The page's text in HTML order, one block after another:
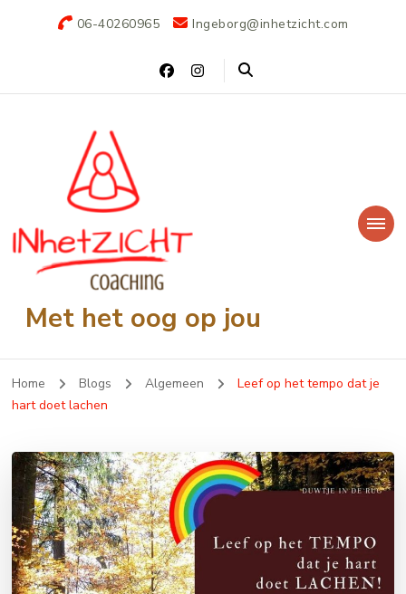
06-40260965 Ingeborg@inhetzicht.com
Met het oog op jou
Home Blogs Algemeen
Leef op het tempo dat je
hart doet lachen